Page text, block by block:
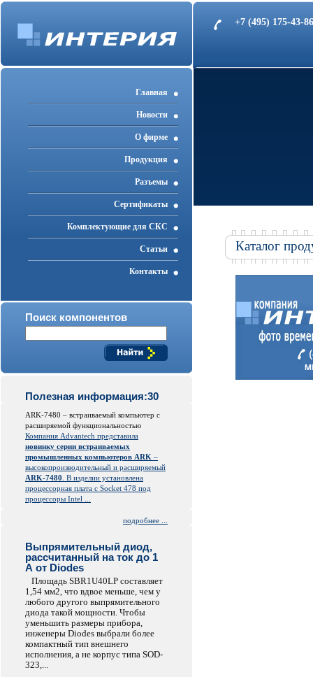
+7 (495) 175-43-
Главная
Новости
О фирме
Продукция
Разъемы
Cертификаты
Комплектующие для СКС
Статьи
Контакты
Поиск компонентов
Полезная информация:30
ARK-7480 – встраиваемый компьютер с
расширяемой функциональностью
Компания Advantech представила
новинку серии встраиваемых
промышленных компьютеров ARK –
высокопроизводительный и расширяемый
ARK-7480 . В изделии установлена
процессорная плата с Socket 478 под
процессоры Intel ...
подробнее ...
Выпрямительный диод,
рассчитанный на ток до 1
А от Diodes
Площадь SBR1U40LP составляет
1,54 мм2, что вдвое меньше, чем у
любого другого выпрямительного
диода такой мощности. Чтобы
уменьшить размеры прибора,
инженеры Diodes выбрали более
компактный тип внешнего
исполнения, а не корпус типа SOD-
323,...
Каталог